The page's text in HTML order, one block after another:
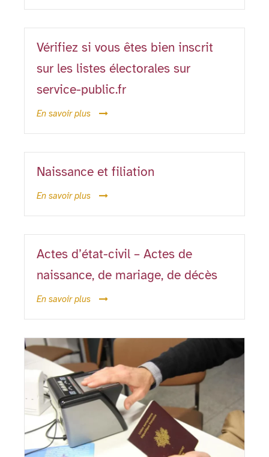
Vérifiez si vous êtes bien inscrit
sur les listes électorales sur
service-public.fr
En savoir plus
Naissance et filiation
En savoir plus
Actes d’état-civil – Actes de
naissance, de mariage, de décès
En savoir plus